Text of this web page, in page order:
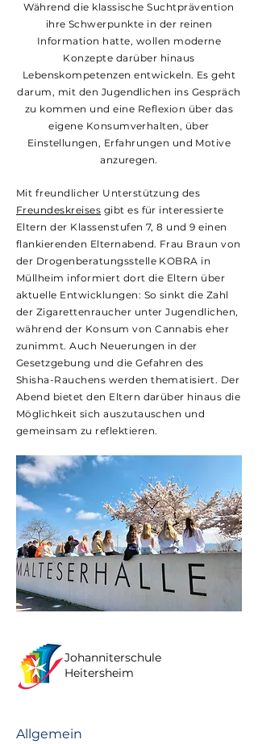
Während die klassische Suchtprävention
ihre Schwerpunkte in der reinen
Information hatte, wollen moderne
Konzepte darüber hinaus
Lebenskompetenzen entwickeln. Es geht
darum, mit den Jugendlichen ins Gespräch
zu kommen und eine Reflexion über das
eigene Konsumverhalten, über
Einstellungen, Erfahrungen und Motive
anzuregen.
Mit freundlicher Unterstützung des
Freundeskreises gibt es für interessierte
Eltern der Klassenstufen 7, 8 und 9 einen
flankierenden Elternabend. Frau Braun von
der Drogenberatungsstelle KOBRA in
Müllheim informiert dort die Eltern über
aktuelle Entwicklungen: So sinkt die Zahl
der Zigarettenraucher unter Jugendlichen,
während der Konsum von Cannabis eher
zunimmt. Auch Neuerungen in der
Gesetzgebung und die Gefahren des
Shisha-Rauchens werden thematisiert. Der
Abend bietet den Eltern darüber hinaus die
Möglichkeit sich auszutauschen und
gemeinsam zu reflektieren.
Johanniterschule
Heitersheim
Allgemein